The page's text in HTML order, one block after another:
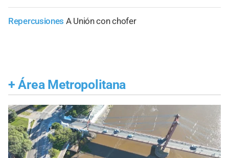
Repercusiones A Unión con chofer
+ Área Metropolitana